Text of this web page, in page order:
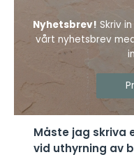
Det är inte lagkrav,
skriftligt avtal
Nyhetsbrev! Skriv
vårt nyhetsbrev
Måste jag skriva
vid uthyrning av